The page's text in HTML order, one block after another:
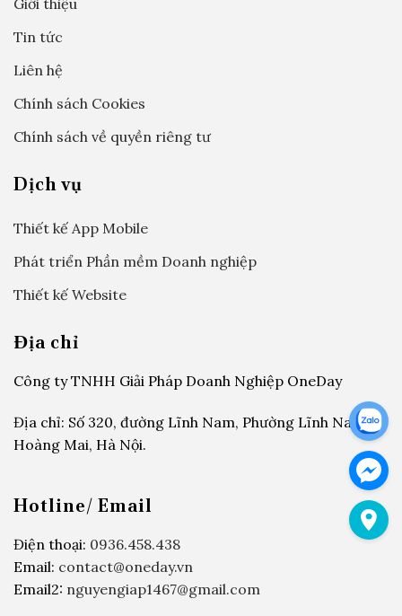
Giới thiệu
Tin tức
Liên hệ
Chính sách Cookies
Chính sách về quyền riêng tư
Dịch vụ
Thiết kế App Mobile
Phát triển Phần mềm Doanh nghiệp
Thiết kế Website
Địa chỉ
Công ty TNHH Giải Pháp Doanh Nghiệp OneDay
Địa chỉ: Số 320, đường Lĩnh Nam, Phường Lĩnh Nam,
Hoàng Mai, Hà Nội.
Hotline/ Email
Điện thoại: 0936.458.438
Email: contact@oneday.vn
Email2: nguyengiap1467@gmail.com